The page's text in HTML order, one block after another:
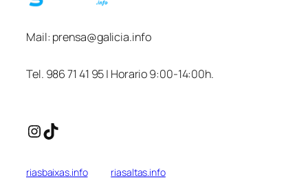
Mail: prensa@galicia.info
Tel. 986 71 41 95 | Horario 9:00-14:00h.
Instagram
TikTok
riasbaixas.info riasaltas.info